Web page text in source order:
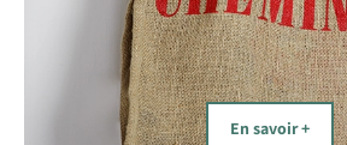
En savoir +